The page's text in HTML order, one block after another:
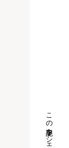
この記事をシェア